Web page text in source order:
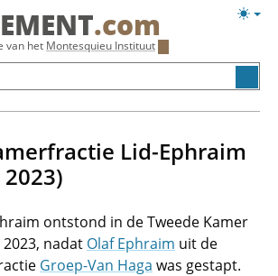
.com
van het Montesquieu Instituut
Lid-Ephraim
ontstond in de Tweede Kamer
nadat Olaf Ephraim uit de
Groep-Van Haga was gestapt.